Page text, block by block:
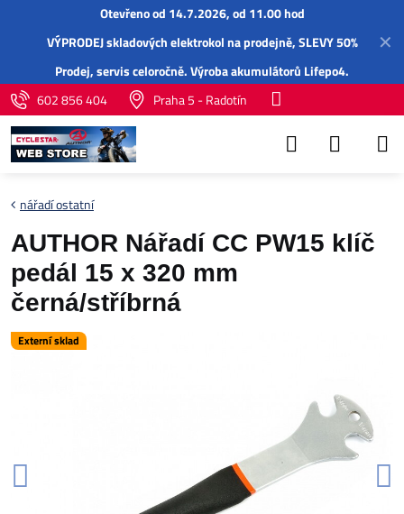
✕
Otevřeno od 14.7.2026, od 11.00 hod
VÝPRODEJ skladových elektrokol na prodejně, SLEVY 50%
Prodej,servisceloročně.Výroba akumulátorů Lifepo4.
602 856 404
Praha 5 - Radotín
Externí sklad
nářadí ostatní
AUTHOR Nářadí CC PW15 klíč
pedál 15 x 320 mm
černá/stříbrná